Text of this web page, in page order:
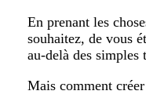
En prenant les
souhaitez, de vous
au-delà des simples
Mais comment